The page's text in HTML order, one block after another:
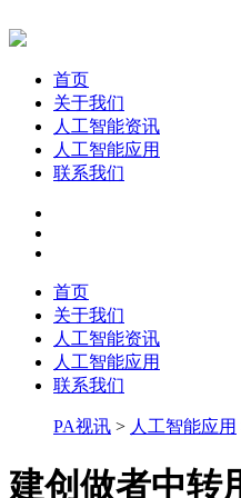
首页
关于我们
人工智能资讯
人工智能应用
联系我们
首页
关于我们
人工智能资讯
人工智能应用
联系我们
PA视讯 > 人工智能应用
建创做者中转